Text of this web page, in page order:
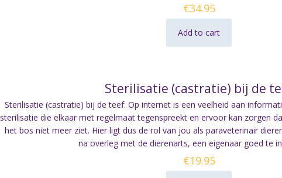
€34.95
Add to cart
Sterilisatie (castratie) bij de
Sterilisatie (castratie) bij de teef: Op internet is een veelheid aan
sterilisatie die elkaar met regelmaat tegenspreekt en ervoor kan zorgen
het bos niet meer ziet. Hier ligt dus de rol van jou als paraveterinair
na overleg met de dierenarts, een eigenaar goed te
€19.95